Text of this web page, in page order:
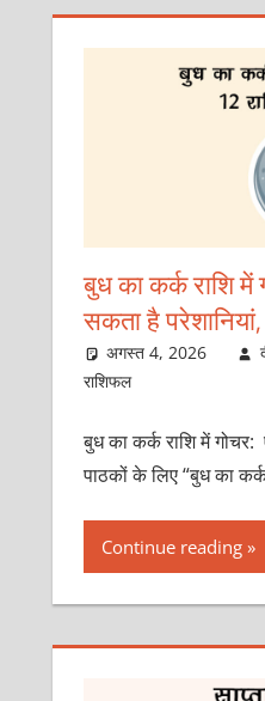
बुध का कर्क राशि में
सकता है
अगस्त 4, 2026
राशिफल
बुध का कर्क राशि में
पाठकों के लिए “बुध का
Continue reading